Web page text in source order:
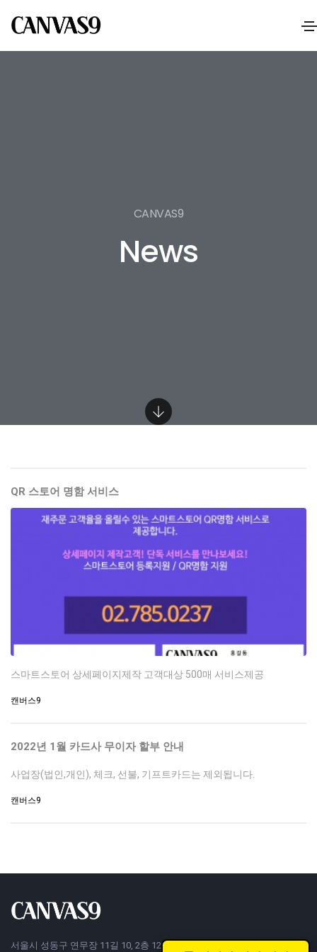
CANVAS9
News
QR 스토어 명함 서비스
스마트스토어 상세페이지제작 고객대상 500매 서비스제공
캔버스9
2022년 1월 카드사 무이자 할부 안내
사업장(법인,개인), 체크, 선불, 기프트카드는 제외됩니다.
캔버스9
서울시 성동구 연무장 11길 10, 2층 12FONT (성수동2가, 우리큐브) ㅣ 대